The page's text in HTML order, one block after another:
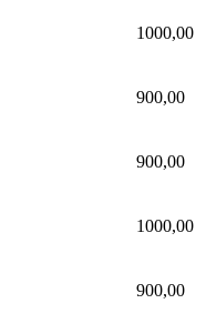
1000,00
900,00
900,00
1000,00
900,00